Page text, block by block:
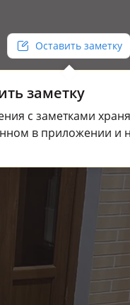
Оставить заметку
заметку
с заметками
в приложении и
и дач в Таразе